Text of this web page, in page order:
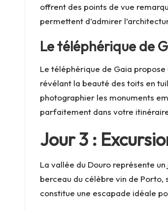
offrent des points de vue
permettent d’admirer
Le téléphérique de
Le téléphérique de Gaia
révélant la beauté des toits en
photographier les monuments
parfaitement dans votre
Jour 3 :
La vallée du Douro représente
berceau du célèbre vin de
constitue une escapade idéale